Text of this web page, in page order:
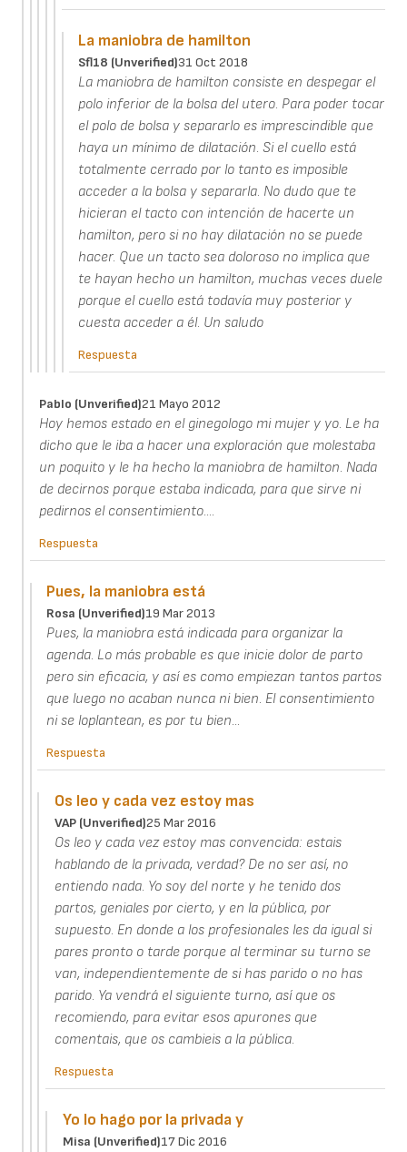
La maniobra de hamilton
Sfl18 (unverified)31 Oct 2018
La maniobra de hamilton consiste en despegar el
polo inferior de la bolsa del utero. Para poder tocar
el polo de bolsa y separarlo es imprescindible que
haya un mínimo de dilatación. Si el cuello está
totalmente cerrado por lo tanto es imposible
acceder a la bolsa y separarla. No dudo que te
hicieran el tacto con intención de hacerte un
hamilton, pero si no hay dilatación no se puede
hacer. Que un tacto sea doloroso no implica que
te hayan hecho un hamilton, muchas veces duele
porque el cuello está todavía muy posterior y
cuesta acceder a él. Un saludo
Respuesta
Pablo (unverified)21 Mayo 2012
Hoy hemos estado en el ginegologo mi mujer y yo. Le ha
dicho que le iba a hacer una exploración que molestaba
un poquito y le ha hecho la maniobra de hamilton. Nada
de decirnos porque estaba indicada, para que sirve ni
pedirnos el consentimiento....
Respuesta
Pues, la maniobra está
Rosa (unverified)19 Mar 2013
Pues, la maniobra está indicada para organizar la
agenda. Lo más probable es que inicie dolor de parto
pero sin eficacia, y así es como empiezan tantos partos
que luego no acaban nunca ni bien. El consentimiento
ni se loplantean, es por tu bien...
Respuesta
Os leo y cada vez estoy mas
VAP (unverified)25 Mar 2016
Os leo y cada vez estoy mas convencida: estais
hablando de la privada, verdad? De no ser así, no
entiendo nada. Yo soy del norte y he tenido dos
partos, geniales por cierto, y en la pública, por
supuesto. En donde a los profesionales les da igual si
pares pronto o tarde porque al terminar su turno se
van, independientemente de si has parido o no has
parido. Ya vendrá el siguiente turno, así que os
recomiendo, para evitar esos apurones que
comentais, que os cambieis a la pública.
Respuesta
Yo lo hago por la privada y
Misa (unverified)17 Dic 2016